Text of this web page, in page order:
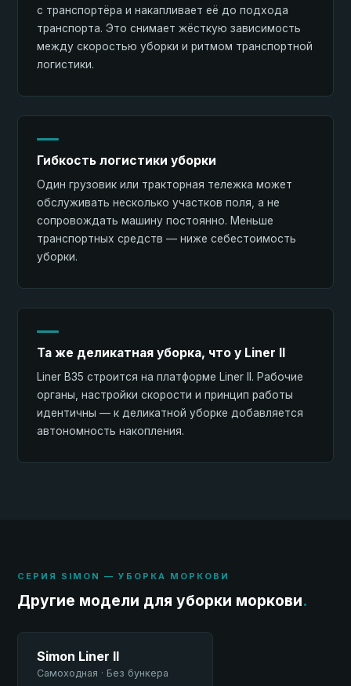
с транспортёра и накапливает её до подхода
транспорта. Это снимает жёсткую зависимость
между скоростью уборки и ритмом транспортной
логистики.
Гибкость логистики уборки
Один грузовик или тракторная тележка может
обслуживать несколько участков поля, а не
сопровождать машину постоянно. Меньше
транспортных средств — ниже себестоимость
уборки.
Та же деликатная уборка, что у Liner II
Liner B35 строится на платформе Liner II. Рабочие
органы, настройки скорости и принцип работы
идентичны — к деликатной уборке добавляется
автономность накопления.
СЕРИЯ SIMON — УБОРКА МОРКОВИ
Другие модели для уборки моркови.
Simon Liner II
Самоходная · Без бункера